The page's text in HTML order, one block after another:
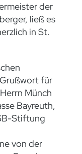
der
ließ es
in St.
für
Münch
Bayreuth,
Stiftung
von der